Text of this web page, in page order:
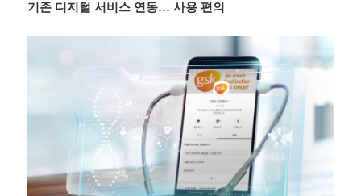
기존 디지털 서비스 연동… 사용 편의